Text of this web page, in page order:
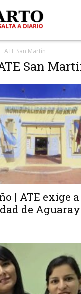
ATE San Martín
San
| ATE exige
de Aguaray